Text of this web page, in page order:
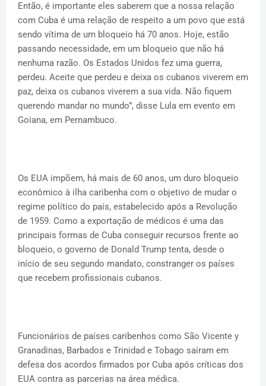
Então, é importante eles saberem que a nossa relação
com Cuba é uma relação de respeito a um povo que está
sendo vítima de um bloqueio há 70 anos. Hoje, estão
passando necessidade, em um bloqueio que não há
nenhuma razão. Os Estados Unidos fez uma guerra,
perdeu. Aceite que perdeu e deixa os cubanos viverem em
paz, deixa os cubanos viverem a sua vida. Não fiquem
querendo mandar no mundo”, disse Lula em evento em
Goiana, em Pernambuco.
Os EUA impõem, há mais de 60 anos, um duro bloqueio
econômico à ilha caribenha com o objetivo de mudar o
regime político do país, estabelecido após a Revolução
de 1959. Como a exportação de médicos é uma das
principais formas de Cuba conseguir recursos frente ao
bloqueio, o governo de Donald Trump tenta, desde o
início de seu segundo mandato, constranger os países
que recebem profissionais cubanos.
Funcionários de países caribenhos como São Vicente y
Granadinas, Barbados e Trinidad e Tobago saíram em
defesa dos acordos firmados por Cuba após críticas dos
EUA contra as parcerias na área médica.